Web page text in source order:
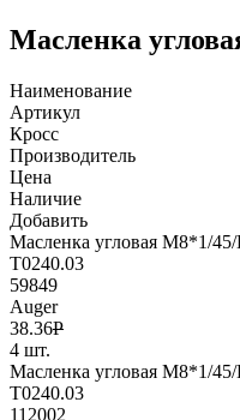
Масленка
Наименование
Артикул
Кросс
Производитель
Цена
Наличие
Добавить
Масленка угловая М8*1/45/
T0240.03
59849
Auger
38.36Р
4 шт.
Масленка угловая М8*1/45/
T0240.03
112002